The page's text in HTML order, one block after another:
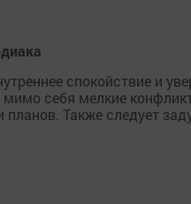
спокойствие и
мимо себя мелкие
Также следует